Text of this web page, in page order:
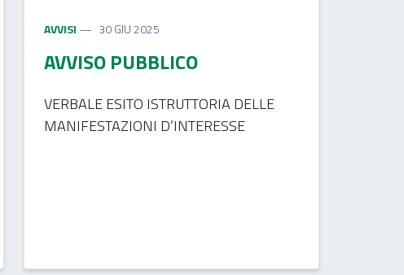
AVVISI 30 GIU 2025
AVVISO PUBBLICO
VERBALE ESITO ISTRUTTORIA DELLE
MANIFESTAZIONI D’INTERESSE